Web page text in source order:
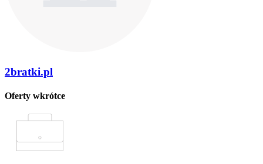
2bratki.pl
Oferty wkrótce